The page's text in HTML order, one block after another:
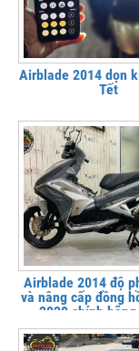
Airblade 2014 dọn
Tết
Airblade 2014 độ
và nâng cấp đồng
2020 chính hãng